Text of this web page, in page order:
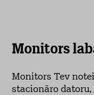
Monitors
Monitors Tev
stacionāro